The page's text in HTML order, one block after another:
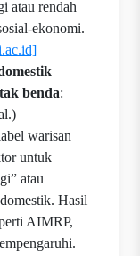
atau rendah
ekonomi.
benda:
warisan
untuk
atau
Hasil
AIMRP,